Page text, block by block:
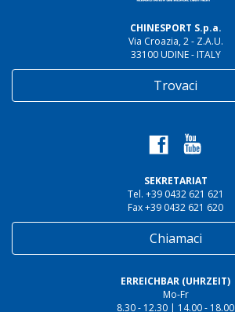
CHINESPORT S.p.a.
Via Croazia, 2 - Z.A.U.
33100 UDINE - ITALY
Trovaci
SEKRETARIAT
Tel. +39 0432 621 621
Fax +39 0432 621 620
Chiamaci
ERREICHBAR (UHRZEIT)
Mo-Fr
8.30 - 12.30 | 14.00 - 18.00